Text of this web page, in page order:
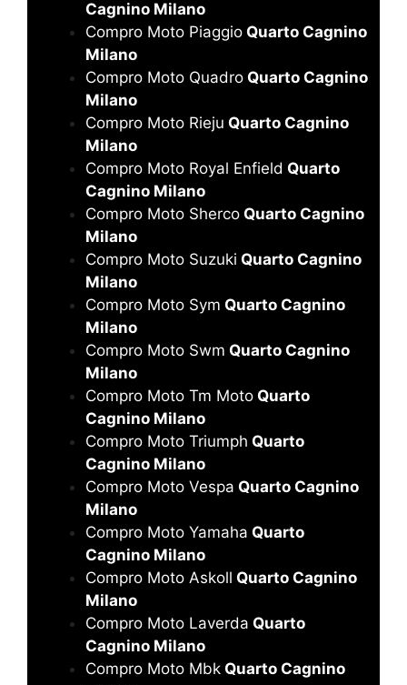
Cagnino Milano
Compro Moto Piaggio Quarto Cagnino
Milano
Compro Moto Quadro Quarto Cagnino
Milano
Compro Moto Rieju Quarto Cagnino
Milano
Compro Moto Royal Enfield Quarto
Cagnino Milano
Compro Moto Sherco Quarto Cagnino
Milano
Compro Moto Suzuki Quarto Cagnino
Milano
Compro Moto Sym Quarto Cagnino
Milano
Compro Moto Swm Quarto Cagnino
Milano
Compro Moto Tm Moto Quarto
Cagnino Milano
Compro Moto Triumph Quarto
Cagnino Milano
Compro Moto Vespa Quarto Cagnino
Milano
Compro Moto Yamaha Quarto
Cagnino Milano
Compro Moto Askoll Quarto Cagnino
Milano
Compro Moto Laverda Quarto
Cagnino Milano
Compro Moto Mbk Quarto Cagnino